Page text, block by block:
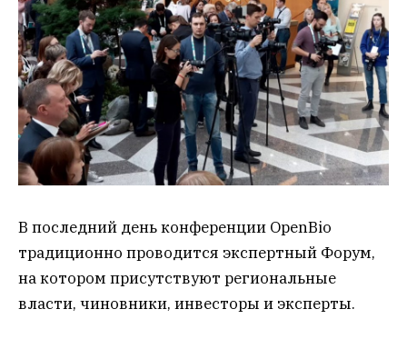
В последний день конференции OpenBio
традиционно проводится экспертный Форум,
на котором присутствуют региональные
власти, чиновники, инвесторы и эксперты.